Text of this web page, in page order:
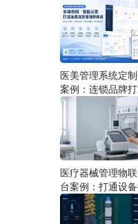
医美管理系统定
案例：连锁品牌打
端协同
医疗器械管理物
台案例：打通设
制、状态采集与
维